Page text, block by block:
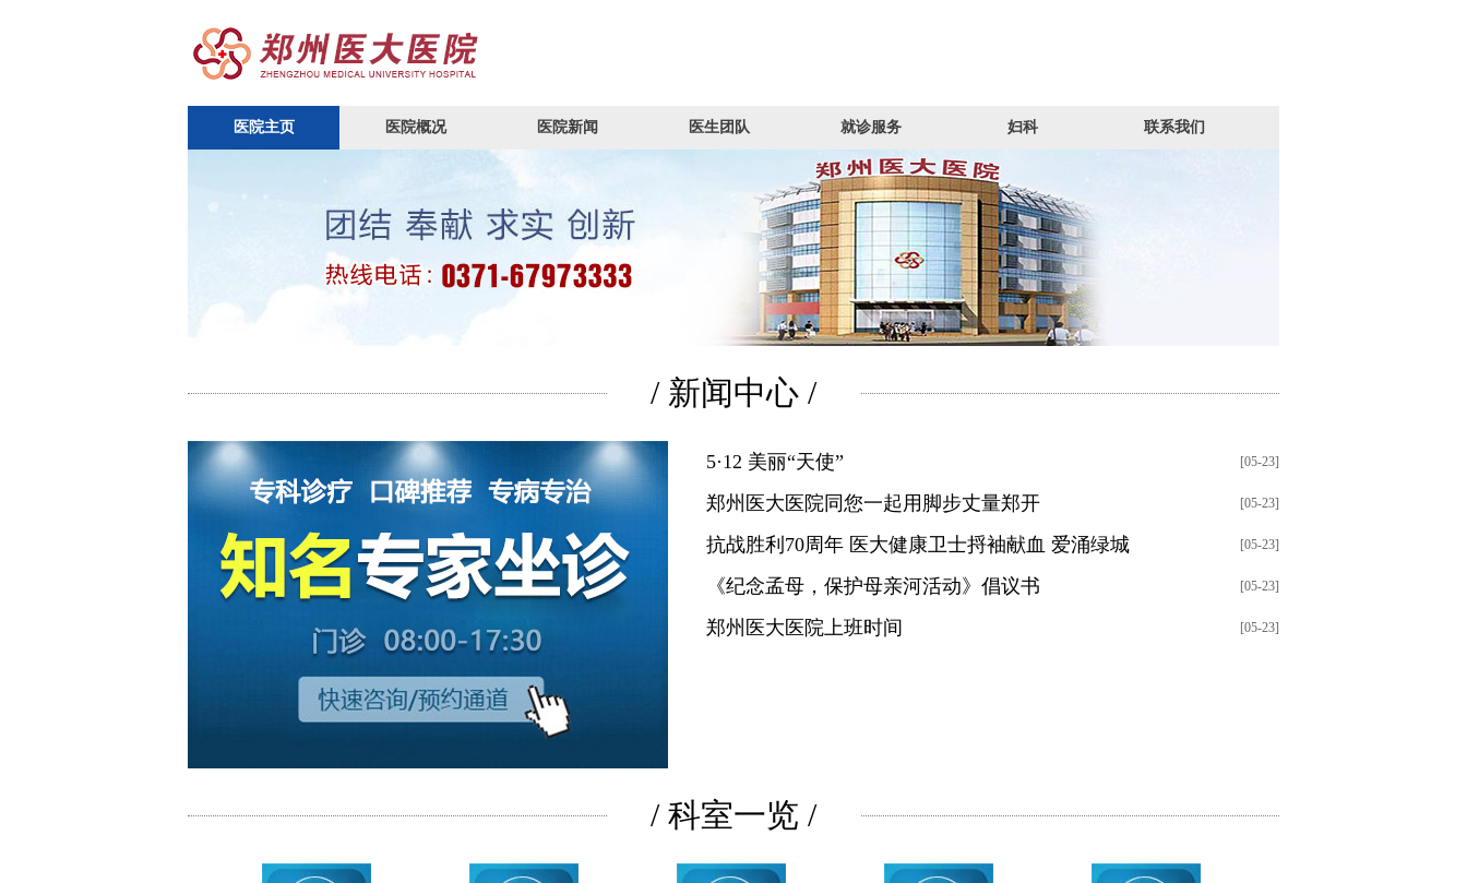
医院主页 医院概况 医院新闻 医生团队 就诊服务 妇科 联系我们
/ 新闻中心 /
[05-23]
5·12 美丽“天使”
[05-23]
郑州医大医院同您一起用脚步丈量郑开
[05-23]
抗战胜利70周年 医大健康卫士捋袖献血 爱涌绿城
[05-23]
《纪念孟母，保护母亲河活动》倡议书
[05-23]
郑州医大医院上班时间
/ 科室一览 /